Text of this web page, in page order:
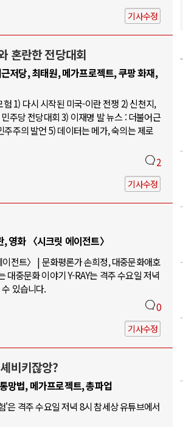
기사수정
혼란한 전당대회
저당, 최태원, 메가프로젝트, 쿠팡 화재,
1) 다시 시작된 미국-이란 전쟁 2) 신천지,
주당 전당대회 3) 이재명 발 뉴스 : 더불어근
주의 발언 5) 데이터는 메가, 숙의는 제로
2
기사수정
영화 〈시크릿 에이전트〉
전트〉 | 문화평론가 손희정, 대중문화애호
대중문화 이야기 Y-RAY는 격주 수요일 저녁
있습니다.
0
기사수정
비키잖앙?
망법, 메가프로젝트, 총파업
은 격주 수요일 저녁 8시 참세상 유튜브에서
러·우크라, 대규모 공습 주고받아…민간 ..